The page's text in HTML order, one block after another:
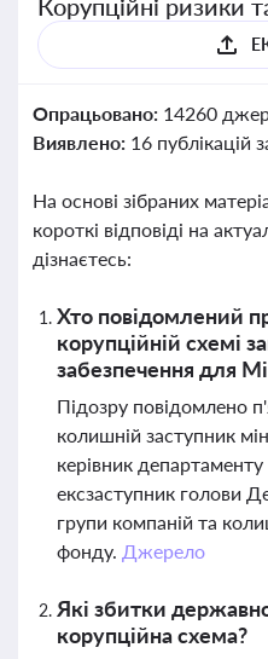
Корупційні ризики
Опрацьовано: 14260
Виявлено: 16 публікацій
На основі зібраних
короткі відповіді на
дізнаєтесь:
Хто повідомлений
корупційній схемі
забезпечення для
Підозру повідомлено
колишній заступник
керівник
ексзаступник голови
групи компаній та
фонду. Джерело
Які збитки
корупційна схема?